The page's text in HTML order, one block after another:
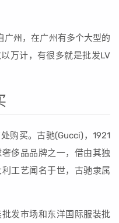
广州，在广州有多个大型的
万计，有很多就是批发LV
购买。古驰(Gucci)，1921
侈品品牌之一，借由其独
工艺闻名于世，古驰隶属
发市场和东洋国际服装批